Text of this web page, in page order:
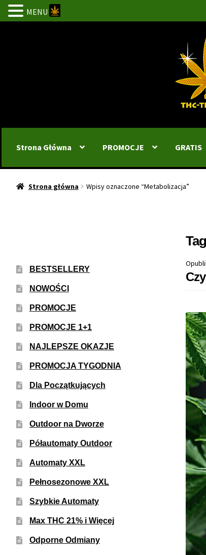
Strona Główna PROMOCJE GRATIS
Strona główna Wpisy oznaczone “Metabolizacja”
BESTSELLERY
NOWOŚCI
PROMOCJE
PROMOCJE 1+1
NAJLEPSZE OKAZJE
PROMOCJA TYGODNIA
Dla Początkujących
Indoor w Domu
Outdoor na Dworze
Półautomaty Outdoor
Automaty XXL
Pełnosezonowe XXL
Szybkie Automaty
Max THC 21% i Więcej
Odporne Odmiany
MENU